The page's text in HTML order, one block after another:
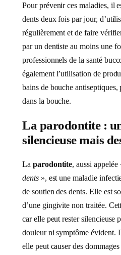
Pour prévenir ces maladies, il
dents deux fois par jour,
régulièrement et de faire
par un dentiste au moins une
professionnels de la santé
également l’utilisation de
bains de bouche
dans la bouche.
La parodontite :
silencieuse mais
La parodontite, aussi
dents», est une maladie
de soutien des dents. Elle est
d’une gingivite non traitée.
car elle peut rester silencieuse
douleur ni symptôme évident.
elle peut causer des